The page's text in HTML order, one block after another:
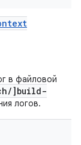
в файловой
]build-
логов.